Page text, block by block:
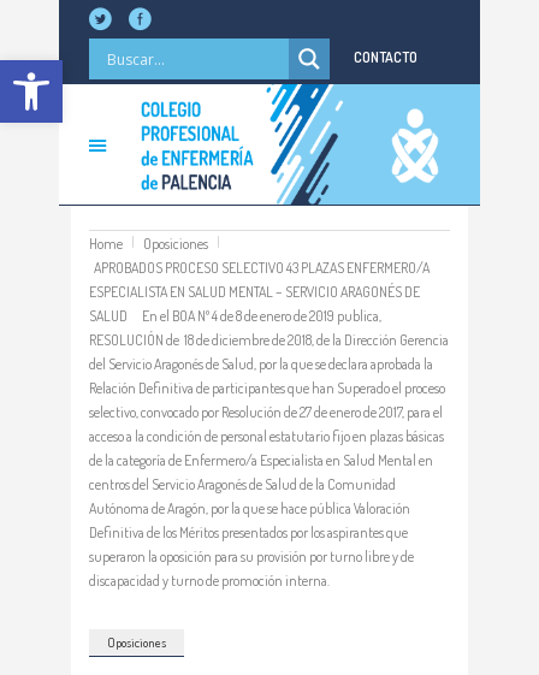
Abrir barra de herramientas CONTACTO
Home
Oposiciones
APROBADOS PROCESO SELECTIVO 43 PLAZAS ENFERMERO/A
ESPECIALISTA EN SALUD MENTAL – SERVICIO ARAGONÉS DE
SALUD En el BOA Nº 4 de 8 de enero de 2019 publica,
RESOLUCIÓN de 18 de diciembre de 2018, de la Dirección Gerencia
del Servicio Aragonés de Salud, por la que se declara aprobada la
Relación Definitiva de participantes que han Superado el proceso
selectivo, convocado por Resolución de 27 de enero de 2017, para el
acceso a la condición de personal estatutario fijo en plazas básicas
de la categoría de Enfermero/a Especialista en Salud Mental en
centros del Servicio Aragonés de Salud de la Comunidad
Autónoma de Aragón, por la que se hace pública Valoración
Definitiva de los Méritos presentados por los aspirantes que
superaron la oposición para su provisión por turno libre y de
discapacidad y turno de promoción interna.
Oposiciones